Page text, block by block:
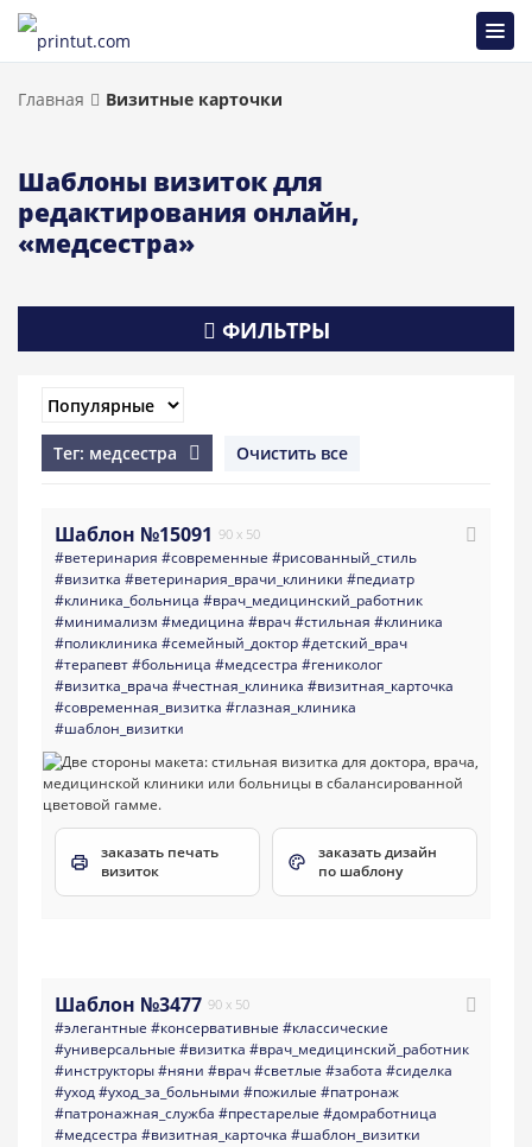
Главная Визитные карточки
Шаблоны визиток для
редактирования онлайн,
«медсестра»
ФИЛЬТРЫ
Тег: медсестра Очистить все
Шаблон №15091 90 x 50
#ветеринария #современные #рисованный_стиль
#визитка #ветеринария_врачи_клиники #педиатр
#клиника_больница #врач_медицинский_работник
#минимализм #медицина #врач#стильная #клиника
#поликлиника #семейный_доктор#детский_врач
#терапевт#больница #медсестра #гениколог
#визитка_врача #честная_клиника #визитная_карточка
#современная_визитка #глазная_клиника
#шаблон_визитки
заказать печать
визиток
заказать дизайн
по шаблону
Шаблон №3477 90 x 50
#элегантные #консервативные #классические
#универсальные #визитка #врач_медицинский_работник
#инструкторы#няни #врач#светлые #забота #сиделка
#уход#уход_за_больными #пожилые #патронаж
#патронажная_служба #престарелые #домработница
#медсестра #визитная_карточка #шаблон_визитки